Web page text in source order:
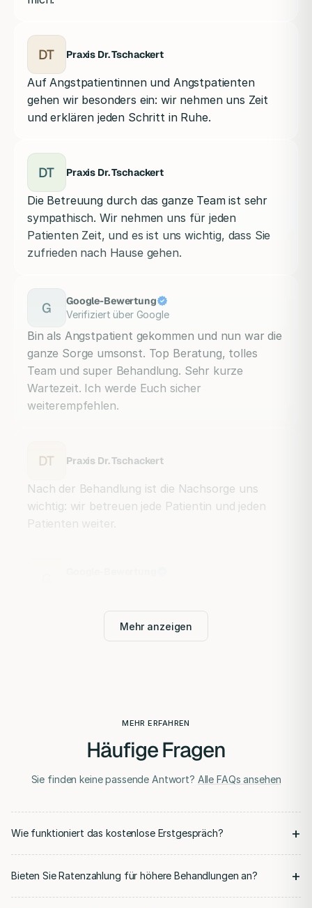
DT Praxis Dr. Tschackert
Auf Angstpatientinnen und Angstpatienten
gehen wir besonders ein: wir nehmen uns Zeit
und erklären jeden Schritt in Ruhe.
DT Praxis Dr. Tschackert
Die Betreuung durch das ganze Team ist sehr
sympathisch. Wir nehmen uns für jeden
Patienten Zeit, und es ist uns wichtig, dass Sie
zufrieden nach Hause gehen.
G Google-Bewertung
Verifiziert über Google
Bin als Angstpatient gekommen und nun war die
ganze Sorge umsonst. Top Beratung, tolles
Team und super Behandlung. Sehr kurze
Wartezeit. Ich werde Euch sicher
weiterempfehlen.
DT Praxis Dr. Tschackert
Nach der Behandlung ist die Nachsorge uns
wichtig: wir betreuen jede Patientin und jeden
Patienten weiter.
Mehr anzeigen
MEHR ERFAHREN
Häufige Fragen
Sie finden keine passende Antwort? Alle FAQs ansehen
Wie funktioniert das kostenlose Erstgespräch? +
Bieten Sie Ratenzahlung für höhere Behandlungen an? +